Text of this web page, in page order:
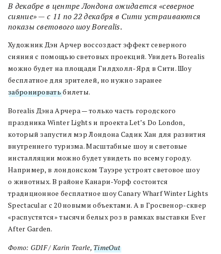
В декабре в центре Лондона ожидается «северное
сияние» — с 11 по 22 декабря в Сити устраиваются
показы светового шоу Borealis.
Художник Дэн Арчер воссоздаст эффект северного
сияния с помощью световых проекций. Увидеть Borealis
можно будет на площади Гилдхолл-Ярд в Сити. Шоу
бесплатное для зрителей, но нужно заранее
забронироватьбилеты.
Borealis Дэна Арчера — только часть городского
праздника Winter Lights и проекта Let’s Do London,
который запустил мэр Лондона Садик Хан для развития
внутреннего туризма. Масштабные шоу и световые
инсталляции можно будет увидеть по всему городу.
Например, в лондонском Тауэре устроят световое шоу
о животных. В районе Канари-Уорф состоится
традиционное бесплатное шоу Canary Wharf Winter Lights
Spectacular с 20 новыми объектами. А в Гросвенор-сквер
«распустятся» тысячи белых роз в рамках выставки Ever
After Garden.
Фото: GDIF / Karin Tearle, TimeOut